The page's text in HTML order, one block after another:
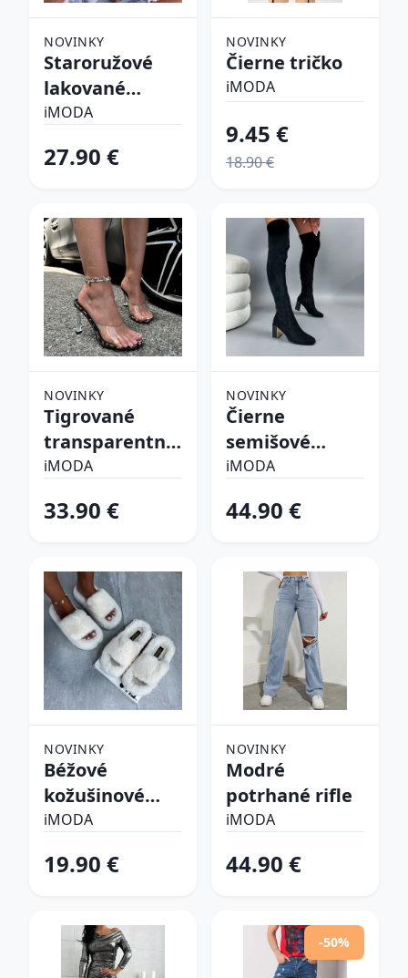
NOVINKY
Staroružové
lakované
lodičky
iMODA
27.90 €
NOVINKY
Čierne tričko
iMODA
9.45 €
18.90 €
NOVINKY
Tigrované
transparentné
sandále
iMODA
33.90 €
NOVINKY
Čierne
semišové
vysoké čižmy
iMODA
44.90 €
NOVINKY
Béžové
kožušinové
šlapky
iMODA
19.90 €
NOVINKY
Modré
potrhané rifle
iMODA
44.90 €
-50%